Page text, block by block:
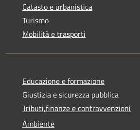
Catasto e urbanistica
Turismo
Mobilità e trasporti
Educazione e formazione
Giustizia e sicurezza pubblica
Tributi,finanze e contravvenzioni
Ambiente